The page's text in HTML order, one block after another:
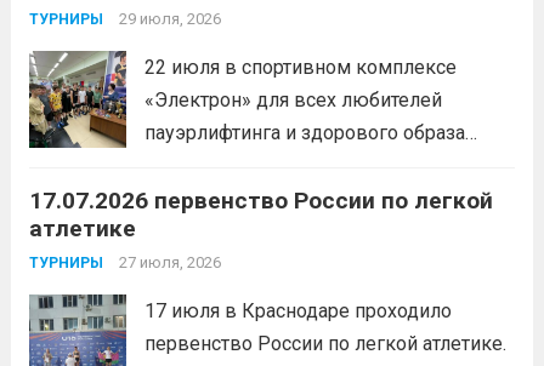
ТУРНИРЫ 29 июля, 2026
22 июля в спортивном комплексе
«Электрон» для всех любителей
пауэрлифтинга и здорового образа
с Анитой Андрюковой — мастером
победительницей первенства
воспринимается как спорт для
17.07.2026 первенство России по легкой
атлетике
ТУРНИРЫ 27 июля, 2026
17 июля в Краснодаре проходило
первенство России по легкой атлетике.